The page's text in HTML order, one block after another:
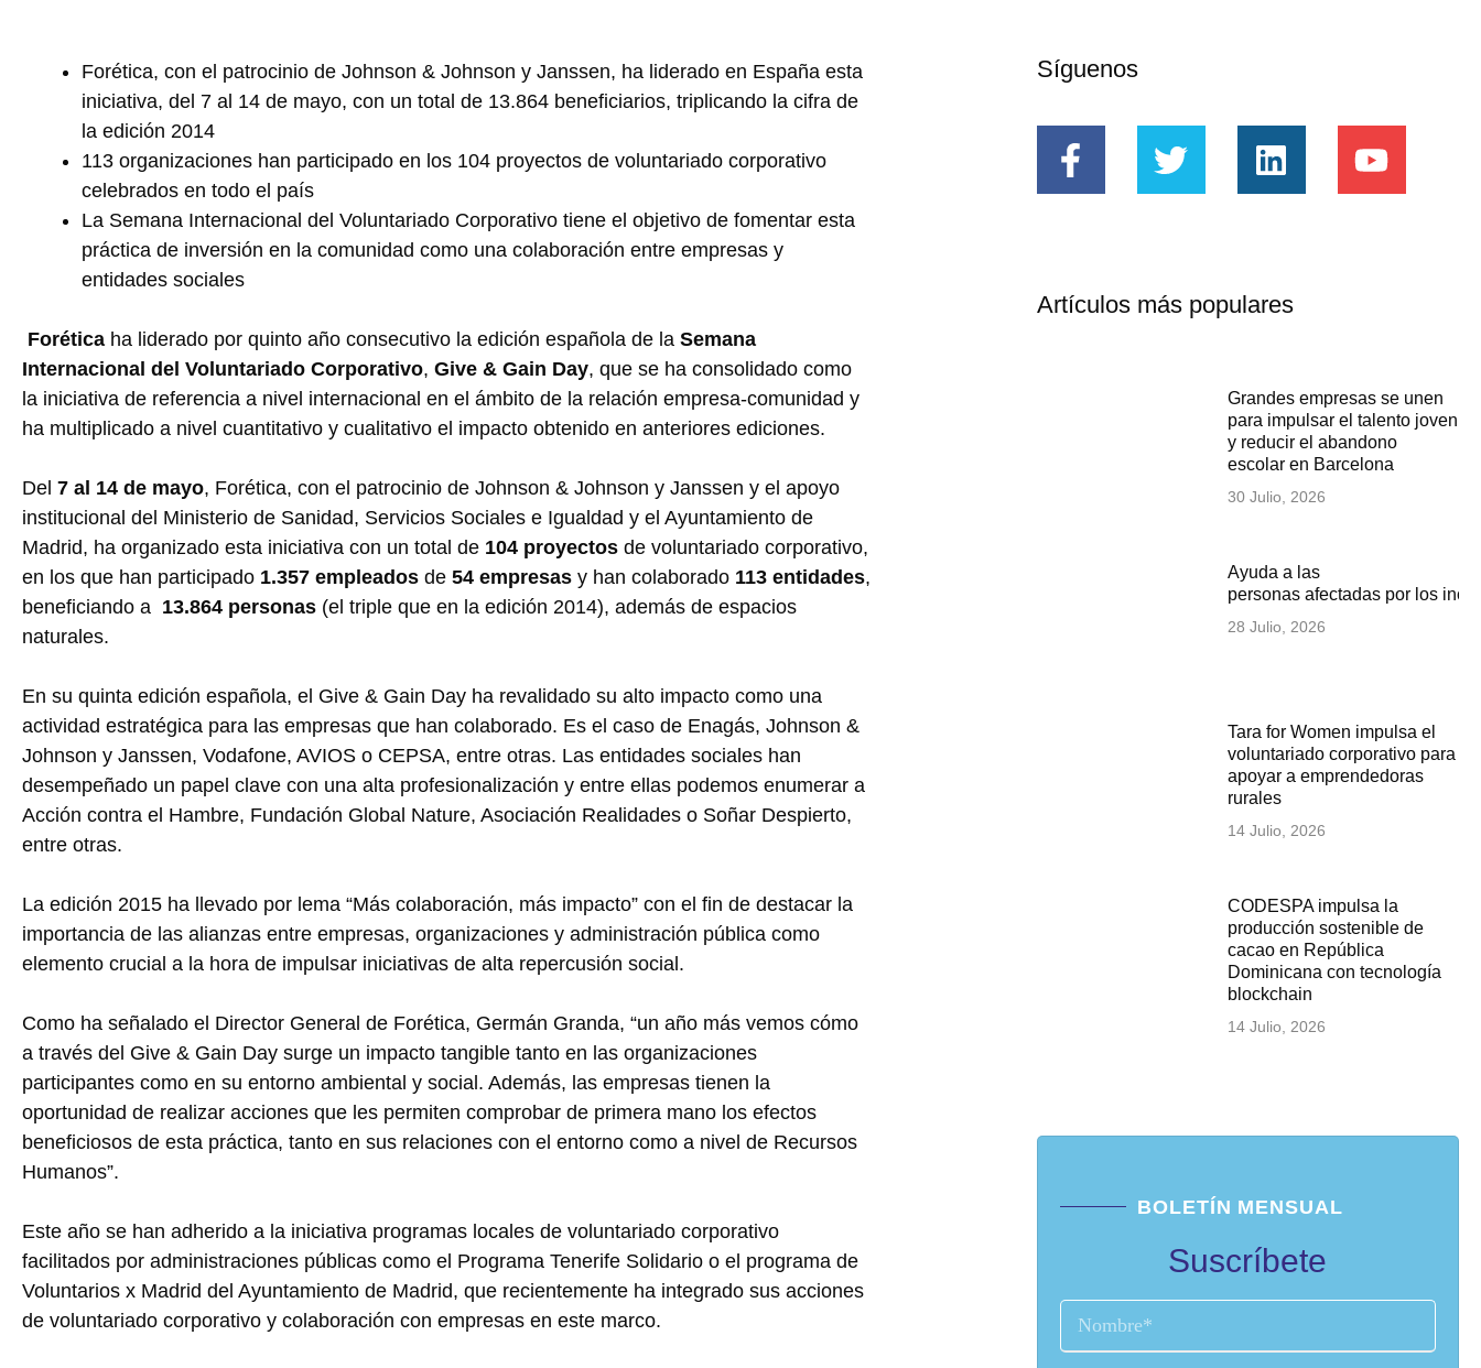
Forética, con el patrocinio de Johnson & Johnson y Janssen, ha liderado en España esta
iniciativa, del 7 al 14 de mayo, con un total de 13.864 beneficiarios, triplicando la cifra de
la edición 2014
113 organizaciones han participado en los 104 proyectos de voluntariado corporativo
celebrados en todo el país
La Semana Internacional del Voluntariado Corporativo tiene el objetivo de fomentar esta
práctica de inversión en la comunidad como una colaboración entre empresas y
entidades sociales
Forética ha liderado por quinto año consecutivo la edición española de la Semana
Internacional del Voluntariado Corporativo, Give & Gain Day, que se ha consolidado como
la iniciativa de referencia a nivel internacional en el ámbito de la relación empresa-comunidad y
ha multiplicado a nivel cuantitativo y cualitativo el impacto obtenido en anteriores ediciones.
Del 7 al 14 de mayo, Forética, con el patrocinio de Johnson & Johnson y Janssen y el apoyo
institucional del Ministerio de Sanidad, Servicios Sociales e Igualdad y el Ayuntamiento de
Madrid, ha organizado esta iniciativa con un total de 104 proyectos de voluntariado corporativo,
en los que han participado 1.357 empleados de 54 empresas y han colaborado 113 entidades,
beneficiando a 13.864 personas (el triple que en la edición 2014), además de espacios
naturales.
En su quinta edición española, el Give & Gain Day ha revalidado su alto impacto como una
actividad estratégica para las empresas que han colaborado. Es el caso de Enagás, Johnson &
Johnson y Janssen, Vodafone, AVIOS o CEPSA, entre otras. Las entidades sociales han
desempeñado un papel clave con una alta profesionalización y entre ellas podemos enumerar a
Acción contra el Hambre, Fundación Global Nature, Asociación Realidades o Soñar Despierto,
entre otras.
La edición 2015 ha llevado por lema “Más colaboración, más impacto” con el fin de destacar la
importancia de las alianzas entre empresas, organizaciones y administración pública como
elemento crucial a la hora de impulsar iniciativas de alta repercusión social.
Como ha señalado el Director General de Forética, Germán Granda, “un año más vemos cómo
a través del Give & Gain Day surge un impacto tangible tanto en las organizaciones
participantes como en su entorno ambiental y social. Además, las empresas tienen la
oportunidad de realizar acciones que les permiten comprobar de primera mano los efectos
beneficiosos de esta práctica, tanto en sus relaciones con el entorno como a nivel de Recursos
Humanos”.
Este año se han adherido a la iniciativa programas locales de voluntariado corporativo
facilitados por administraciones públicas como el Programa Tenerife Solidario o el programa de
Voluntarios x Madrid del Ayuntamiento de Madrid, que recientemente ha integrado sus acciones
de voluntariado corporativo y colaboración con empresas en este marco.
Síguenos
Artículos más populares
Grandes empresas se unen
para impulsar el talento joven
y reducir el abandono
escolar en Barcelona
30 Julio, 2026
Ayuda a las
personas afectadas por los
28 Julio, 2026
Tara for Women impulsa el
voluntariado corporativo para
apoyar a emprendedoras
rurales
14 Julio, 2026
CODESPA impulsa la
producción sostenible de
cacao en República
Dominicana con tecnología
blockchain
14 Julio, 2026
BOLETÍN MENSUAL
Suscríbete